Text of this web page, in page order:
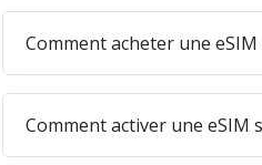
Comment acheter une eSIM
Comment activer une eSIM